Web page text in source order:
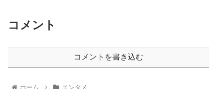
コメント
コメントを書き込む
ホーム エンタメ